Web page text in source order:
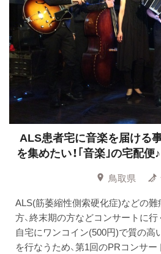
ALS患者宅に音楽を届ける
を集めたい！｢音楽｣の宅配
鳥取県
ALS(筋萎縮性側索硬化症)などの難
方、終末期の方などコンサートに
自宅にワンコイン(500円)で質の高
を行なうため、第1回のPRコンサー